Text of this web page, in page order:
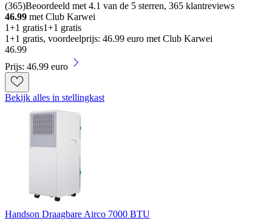
(365)Beoordeeld met 4.1 van de 5 sterren, 365 klantreviews
46.99 met Club Karwei
1+1 gratis1+1 gratis
1+1 gratis, voordeelprijs: 46.99 euro met Club Karwei
46.99
Prijs: 46.99 euro
Bekijk alles in stellingkast
Handson Draagbare Airco 7000 BTU